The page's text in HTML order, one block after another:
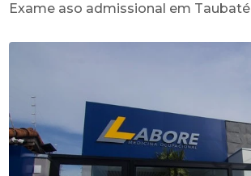
Exame aso admissional em Taubaté